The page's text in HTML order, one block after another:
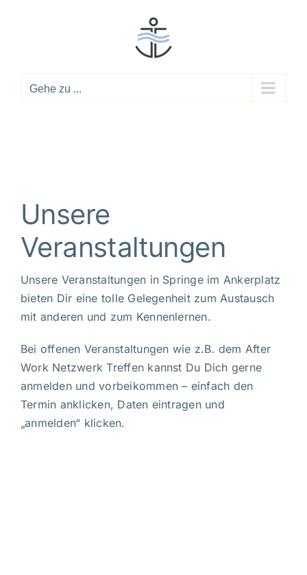
Gehe zu ...
Unsere
Veranstaltungen
Unsere Veranstaltungen in Springe im Ankerplatz
bieten Dir eine tolle Gelegenheit zum Austausch
mit anderen und zum Kennenlernen.
Bei offenen Veranstaltungen wie z.B. dem After
Work Netzwerk Treffen kannst Du Dich gerne
anmelden und vorbeikommen – einfach den
Termin anklicken, Daten eintragen und
„anmelden“ klicken.